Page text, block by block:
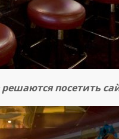
решаются посетить